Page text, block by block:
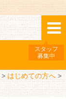
スタッフ
募集中
> はじめての方へ >